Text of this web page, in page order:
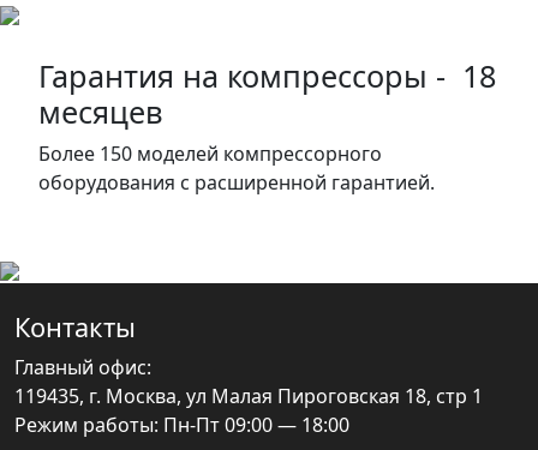
Гарантия на компрессоры - 18
месяцев
Более 150 моделей компрессорного
оборудования с расширенной гарантией.
Контакты
Главный офис:
119435, г. Москва, ул Малая Пироговская 18, стр 1
Режим работы: Пн-Пт 09:00 — 18:00